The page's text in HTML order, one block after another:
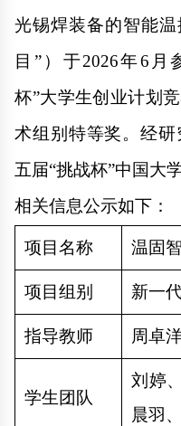
光锡焊装备的智能
目”）于2026年6月
杯”大学生创业计划
术组别特等奖。经
五届“挑战杯”中国大
相关信息公示如下：
项目名称 温固
项目组别 新一
指导教师 周卓
学生团队
刘婷
晨羽